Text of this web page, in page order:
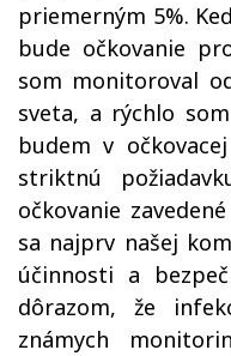
priemerným 5%.
bude očkovanie
som monitoroval
sveta, a rýchlo
budem v
striktnú
očkovanie
sa najprv našej
účinnosti a
dôrazom, že
známych